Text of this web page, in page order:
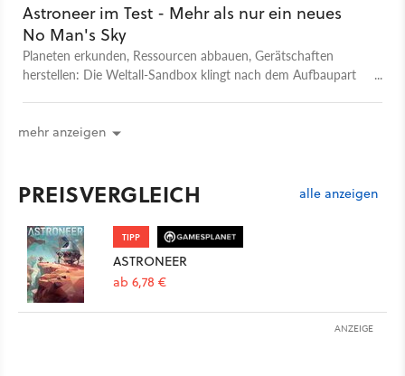
Astroneer im Test - Mehr als nur ein neues
No Man's Sky
Planeten erkunden, Ressourcen abbauen, Gerätschaften
herstellen: Die Weltall-Sandbox klingt nach dem Aufbaupart
mehr anzeigen
PREISVERGLEICH alle anzeigen
TIPP
ASTRONEER
ab 6,78 €
ANZEIGE